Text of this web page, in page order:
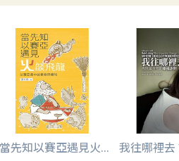
當先知以賽亞遇見火... 我往哪裡去